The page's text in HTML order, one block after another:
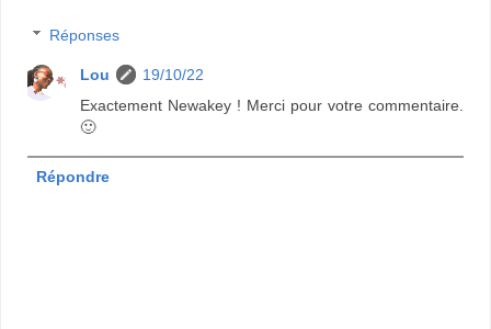
Réponses
Lou
19/10/22
Exactement Newakey ! Merci pour votre commentaire.
🙂
Répondre